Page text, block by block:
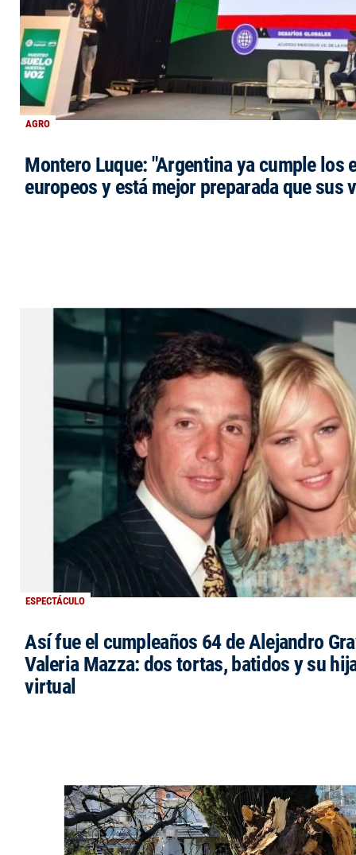
AGRO
Montero Luque: "Argentina ya cumple los
europeos y está mejor preparada que sus
ESPECTÁCULO
Así fue el cumpleaños 64 de Alejandro
Valeria Mazza: dos tortas, batidos y su
virtual